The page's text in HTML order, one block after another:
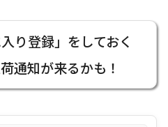
入り登録」をしておく
通知が来るかも！